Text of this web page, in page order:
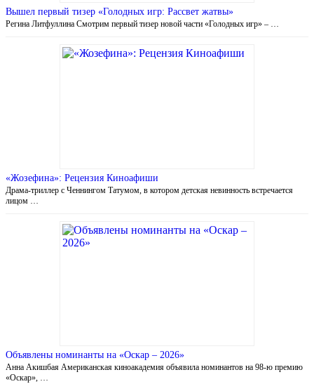
Вышел первый тизер «Голодных игр: Рассвет жатвы»
Регина Литфуллина Смотрим первый тизер новой части «Голодных игр» – …
«Жозефина»: Рецензия Киноафиши
Драма-триллер с Ченнингом Татумом, в котором детская невинность встречается
лицом …
Объявлены номинанты на «Оскар – 2026»
Анна Акишбая Американская киноакадемия объявила номинантов на 98-ю премию
«Оскар», …